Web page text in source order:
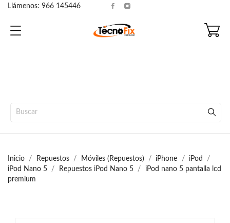
Llámenos: 966 145446
Inicio Repuestos Móviles (Repuestos) iPhone
iPod
iPod Nano 5
Repuestos iPod Nano 5
iPod nano 5 pantalla lcd
premium